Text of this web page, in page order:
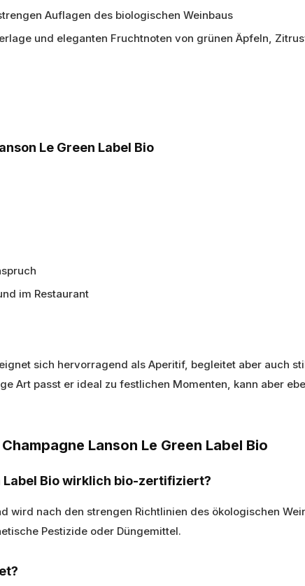
Auflagen des biologischen Weinbaus
und eleganten Fruchtnoten von grünen Äpfeln,
Le Green Label Bio
im Restaurant
sich hervorragend als Aperitif, begleitet aber auch
Art passt er ideal zu festlichen Momenten, kann aber
Lanson Le Green Label Bio
Label Bio wirklich bio-zertifiziert?
wird nach den strengen Richtlinien des ökologischen
Pestizide oder Düngemittel.